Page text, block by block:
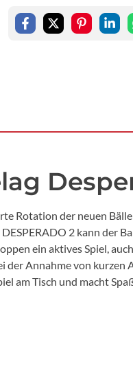
Rotation der neuen
2 kann der
ein aktives Spiel,
Annahme von kurzen
am Tisch und macht